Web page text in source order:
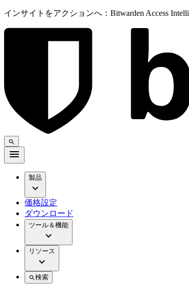
インサイトをアクションへ：Bitwarden Access
製品
価格設定
ダウンロード
ツール＆機能
リソース
検索